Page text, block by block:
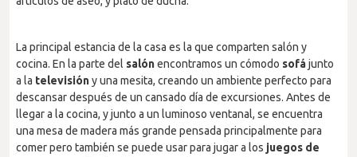
La principal estancia de la casa es la que comparten salón y
cocina. En la parte del salónencontramos un cómodo sofájunto
a la televisióny una mesita, creando un ambiente perfecto para
descansar después de un cansado día de excursiones. Antes de
llegar a la cocina, y junto a un luminoso ventanal, se encuentra
una mesa de madera más grande pensada principalmente para
comer pero también se puede usar para jugar a los juegos de